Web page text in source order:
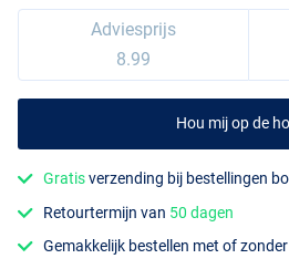
Adviesprijs
8.99
Hou mij op de
Gratisverzending bij bestellingen
Retourtermijn van 50 dagen
Gemakkelijk bestellen met of